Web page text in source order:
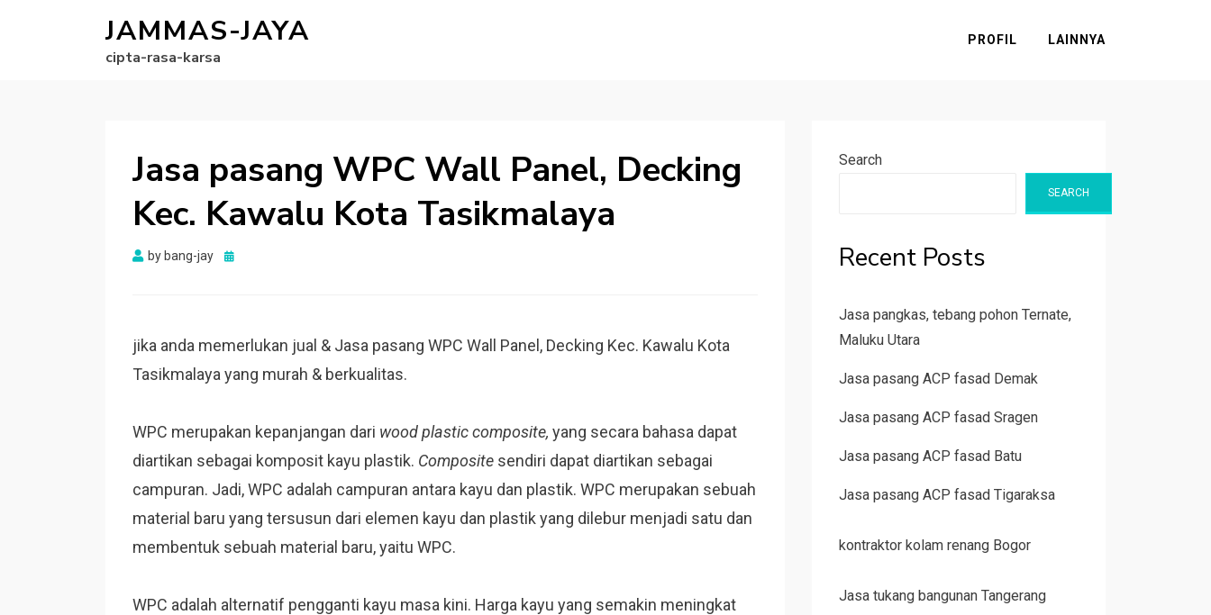
JAMMAS-JAYA
cipta-rasa-karsa
PROFIL LAINNYA
Jasa pasang WPC Wall Panel, Decking
Kec. Kawalu Kota Tasikmalaya
by bang-jay
Posted
jika anda memerlukan jual & Jasa pasang WPC Wall Panel, Decking Kec. Kawalu Kota
Tasikmalaya yang murah & berkualitas.
WPC merupakan kepanjangan dari wood plastic composite, yang secara bahasa dapat
diartikan sebagai komposit kayu plastik. Composite sendiri dapat diartikan sebagai
campuran. Jadi, WPC adalah campuran antara kayu dan plastik. WPC merupakan sebuah
material baru yang tersusun dari elemen kayu dan plastik yang dilebur menjadi satu dan
membentuk sebuah material baru, yaitu WPC.
WPC adalah alternatif pengganti kayu masa kini. Harga kayu yang semakin meningkat
Search
SEARCH
Recent Posts
Jasa pangkas, tebang pohon Ternate,
Maluku Utara
Jasa pasang ACP fasad Demak
Jasa pasang ACP fasad Sragen
Jasa pasang ACP fasad Batu
Jasa pasang ACP fasad Tigaraksa
kontraktor kolam renang Bogor
Jasa tukang bangunan Tangerang